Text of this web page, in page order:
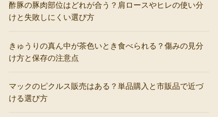
酢豚の豚肉部位はどれが合う？肩ロースやヒレの使い分
けと失敗しにくい選び方
きゅうりの真ん中が茶色いとき食べられる？傷みの見分
け方と保存の注意点
マックのピクルス販売はある？単品購入と市販品で近づ
ける選び方